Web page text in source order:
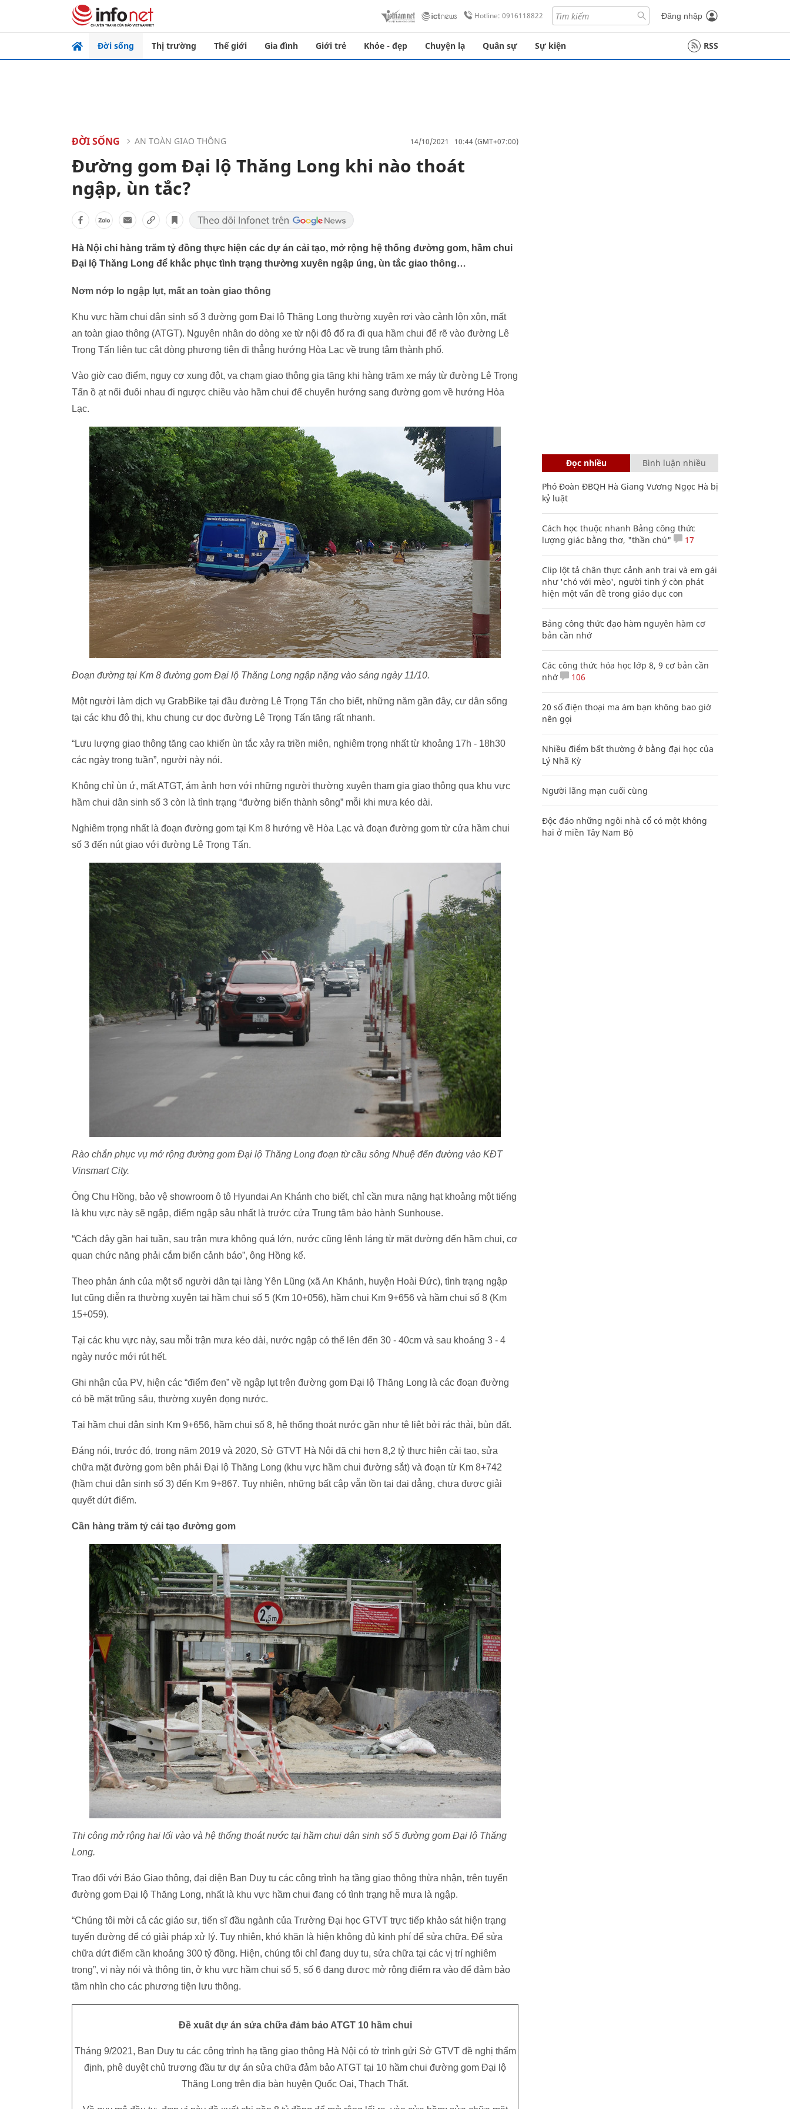
Hotline: 0916118822 Đăng nhập
Đời sống Thị trường Thế giới Gia đình Giới trẻ Khỏe - đẹp Chuyện lạ Quân sự Sự kiện RSS
ĐỜI SỐNG AN TOÀN GIAO THÔNG 14/10/2021 10:44 (GMT+07:00)
Đường gom Đại lộ Thăng Long khi nào thoát
ngập, ùn tắc?
Hà Nội chi hàng trăm tỷ đồng thực hiện các dự án cải tạo, mở rộng hệ thống đường gom, hầm chui
Đại lộ Thăng Long để khắc phục tình trạng thường xuyên ngập úng, ùn tắc giao thông…
Nơm nớp lo ngập lụt, mất an toàn giao thông
Khu vực hầm chui dân sinh số 3 đường gom Đại lộ Thăng Long thường xuyên rơi vào cảnh lộn xộn, mất
an toàn giao thông (ATGT). Nguyên nhân do dòng xe từ nội đô đổ ra đi qua hầm chui để rẽ vào đường Lê
Trọng Tấn liên tục cắt dòng phương tiện đi thẳng hướng Hòa Lạc về trung tâm thành phố.
Vào giờ cao điểm, nguy cơ xung đột, va chạm giao thông gia tăng khi hàng trăm xe máy từ đường Lê Trọng
Tấn ồ ạt nối đuôi nhau đi ngược chiều vào hầm chui để chuyển hướng sang đường gom về hướng Hòa
Lạc.
Đoạn đường tại Km 8 đường gom Đại lộ Thăng Long ngập nặng vào sáng ngày 11/10.
Một người làm dịch vụ GrabBike tại đầu đường Lê Trọng Tấn cho biết, những năm gần đây, cư dân sống
tại các khu đô thị, khu chung cư dọc đường Lê Trọng Tấn tăng rất nhanh.
“Lưu lượng giao thông tăng cao khiến ùn tắc xảy ra triền miên, nghiêm trọng nhất từ khoảng 17h - 18h30
các ngày trong tuần”, người này nói.
Không chỉ ùn ứ, mất ATGT, ám ảnh hơn với những người thường xuyên tham gia giao thông qua khu vực
hầm chui dân sinh số 3 còn là tình trạng “đường biến thành sông” mỗi khi mưa kéo dài.
Nghiêm trọng nhất là đoạn đường gom tại Km 8 hướng về Hòa Lạc và đoạn đường gom từ cửa hầm chui
số 3 đến nút giao với đường Lê Trọng Tấn.
Rào chắn phục vụ mở rộng đường gom Đại lộ Thăng Long đoạn từ cầu sông Nhuệ đến đường vào KĐT
Vinsmart City.
Ông Chu Hồng, bảo vệ showroom ô tô Hyundai An Khánh cho biết, chỉ cần mưa nặng hạt khoảng một tiếng
là khu vực này sẽ ngập, điểm ngập sâu nhất là trước cửa Trung tâm bảo hành Sunhouse.
“Cách đây gần hai tuần, sau trận mưa không quá lớn, nước cũng lênh láng từ mặt đường đến hầm chui, cơ
quan chức năng phải cắm biển cảnh báo”, ông Hồng kể.
Theo phản ánh của một số người dân tại làng Yên Lũng (xã An Khánh, huyện Hoài Đức), tình trạng ngập
lụt cũng diễn ra thường xuyên tại hầm chui số 5 (Km 10+056), hầm chui Km 9+656 và hầm chui số 8 (Km
15+059).
Tại các khu vực này, sau mỗi trận mưa kéo dài, nước ngập có thể lên đến 30 - 40cm và sau khoảng 3 - 4
ngày nước mới rút hết.
Ghi nhận của PV, hiện các “điểm đen” về ngập lụt trên đường gom Đại lộ Thăng Long là các đoạn đường
có bề mặt trũng sâu, thường xuyên đọng nước.
Tại hầm chui dân sinh Km 9+656, hầm chui số 8, hệ thống thoát nước gần như tê liệt bởi rác thải, bùn đất.
Đáng nói, trước đó, trong năm 2019 và 2020, Sở GTVT Hà Nội đã chi hơn 8,2 tỷ thực hiện cải tạo, sửa
chữa mặt đường gom bên phải Đại lộ Thăng Long (khu vực hầm chui đường sắt) và đoạn từ Km 8+742
(hầm chui dân sinh số 3) đến Km 9+867. Tuy nhiên, những bất cập vẫn tồn tại dai dẳng, chưa được giải
quyết dứt điểm.
Cần hàng trăm tỷ cải tạo đường gom
Thi công mở rộng hai lối vào và hệ thống thoát nước tại hầm chui dân sinh số 5 đường gom Đại lộ Thăng
Long.
Trao đổi với Báo Giao thông, đại diện Ban Duy tu các công trình hạ tầng giao thông thừa nhận, trên tuyến
đường gom Đại lộ Thăng Long, nhất là khu vực hầm chui đang có tình trạng hễ mưa là ngập.
“Chúng tôi mời cả các giáo sư, tiến sĩ đầu ngành của Trường Đại học GTVT trực tiếp khảo sát hiện trạng
tuyến đường để có giải pháp xử lý. Tuy nhiên, khó khăn là hiện không đủ kinh phí để sửa chữa. Để sửa
chữa dứt điểm cần khoảng 300 tỷ đồng. Hiện, chúng tôi chỉ đang duy tu, sửa chữa tại các vị trí nghiêm
trọng”, vị này nói và thông tin, ở khu vực hầm chui số 5, số 6 đang được mở rộng điểm ra vào để đảm bảo
tầm nhìn cho các phương tiện lưu thông.
Đề xuất dự án sửa chữa đảm bảo ATGT 10 hầm chui
Tháng 9/2021, Ban Duy tu các công trình hạ tầng giao thông Hà Nội có tờ trình gửi Sở GTVT đề nghị thẩm
định, phê duyệt chủ trương đầu tư dự án sửa chữa đảm bảo ATGT tại 10 hầm chui đường gom Đại lộ
Thăng Long trên địa bàn huyện Quốc Oai, Thạch Thất.
Đọc nhiều Bình luận nhiều
Phó Đoàn ĐBQH Hà Giang Vương Ngọc Hà bị
kỷ luật
Cách học thuộc nhanh Bảng công thức
lượng giác bằng thơ, "thần chú"
17
Clip lột tả chân thực cảnh anh trai và em gái
như 'chó với mèo', người tinh ý còn phát
hiện một vấn đề trong giáo dục con
Bảng công thức đạo hàm nguyên hàm cơ
bản cần nhớ
Các công thức hóa học lớp 8, 9 cơ bản cần
nhớ
106
20 số điện thoại ma ám bạn không bao giờ
nên gọi
Nhiều điểm bất thường ở bằng đại học của
Lý Nhã Kỳ
Người lãng mạn cuối cùng
Độc đáo những ngôi nhà cổ có một không
hai ở miền Tây Nam Bộ